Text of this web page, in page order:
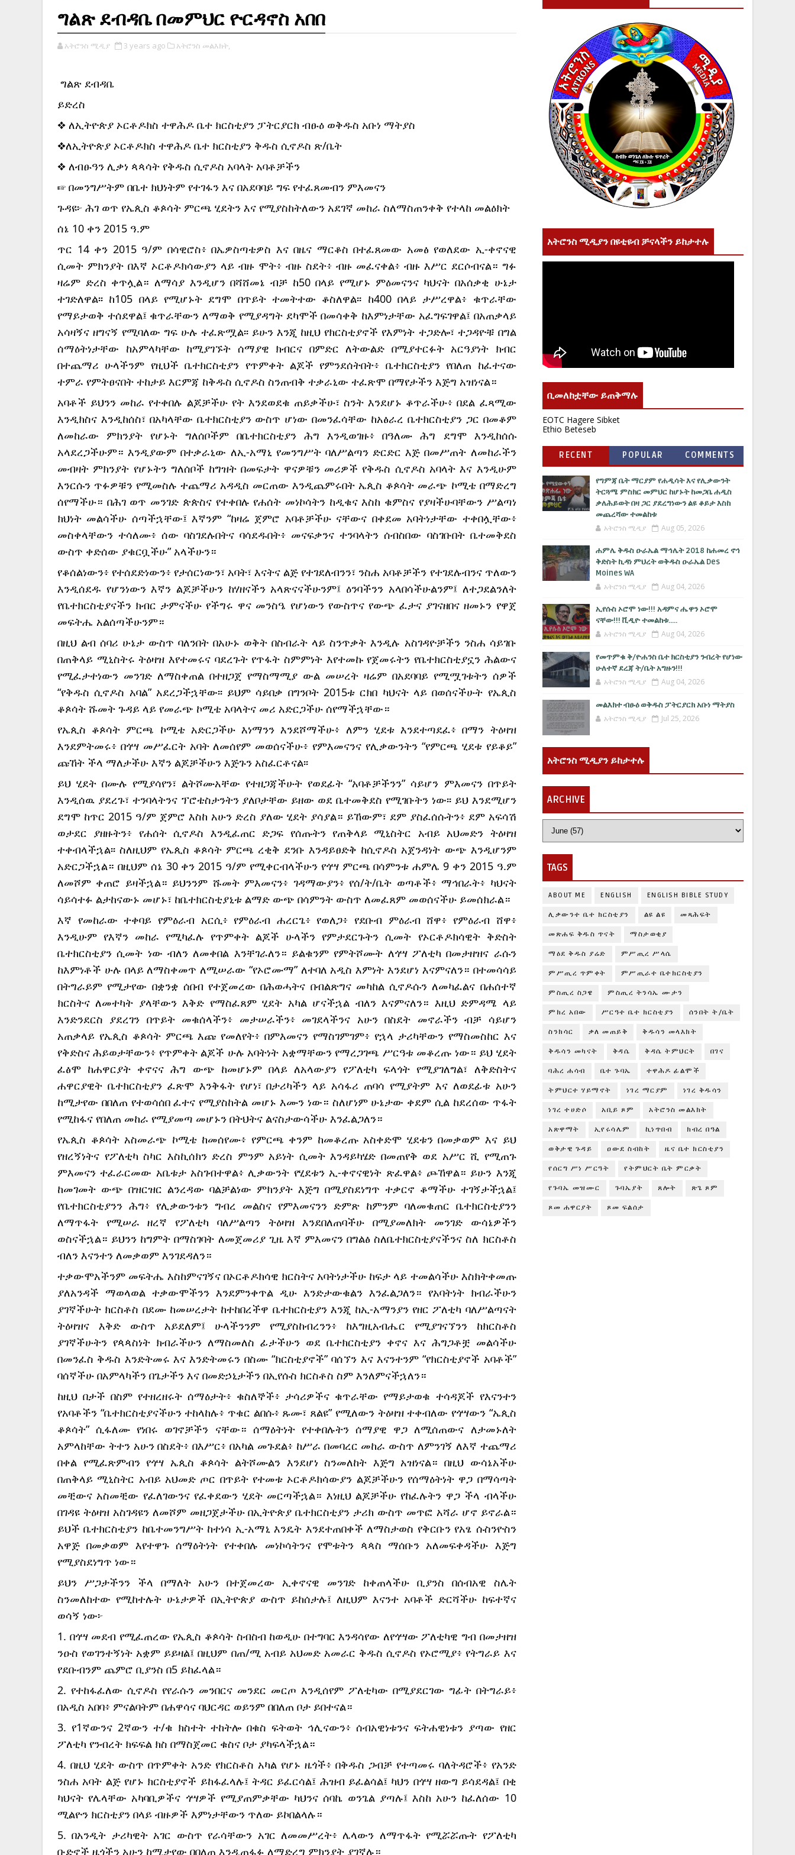
ግልጽ ደብዳቤ በመምህር ዮርዳኖስ አበበ
አትሮንስ ሚዲያ 3 years ago አትሮንስ መልእክት,
ግልጽ ደብዳቤ
ይድረስ
❖ ለኢትዮጵያ ኦርቶዶክስ ተዋሕዶ ቤተ ክርስቲያን ፓትርያርክ ብፁዕ ወቅዱስ አቡነ ማትያስ
❖ለኢትዮጵያ ኦርቶዶክስ ተዋሕዶ ቤተ ክርስቲያን ቅዱስ ሲኖዶስ ጽ/ቤት
❖ ለብፁዓን ሊቃነ ጳጳሳት የቅዱስ ሲኖዶስ አባላት አባቶቻችን
☞ በመንግሥትም በቤተ ክህነትም የተገፋን እና በአደባባይ ግፍ የተፈጸመብን ምእመናን
ጉዳዩ፦ ሕገ ወጥ የኤጲስ ቆጶሳት ምርጫ ሂደትን እና የሚያስከትለውን አደገኛ መከራ ስለማስጠንቀቅ የተላከ መልዕክት
ሰኔ 10 ቀን 2015 ዓ.ም
ጥር 14 ቀን 2015 ዓ/ም በሳዊሮስ፥ በኤዎስጣቴዎስ እና በዜና ማርቆስ በተፈጸመው አመፅ የወለደው ኢ-ቀኖናዊ
ሲመት ምክንያት በእኛ ኦርቶዶክሳውያን ላይ ብዙ ሞት፥ ብዙ ስደት፥ ብዙ መፈናቀል፥ ብዙ እሥር ደርሶብናል። ግፉ
ዛሬም ድረስ ቀጥሏል። ለማሳያ እንዲሆን በሻሸመኔ ብቻ ከ50 በላይ የሚሆኑ ምዕመናንና ካህናት በአሰቃቂ ሁኔታ
ተገድለዋል፡፡ ከ105 በላይ የሚሆኑት ደግሞ በጥይት ተመትተው ቆስለዋል፡፡ ከ400 በላይ ታሥረዋል፥ ቁጥራቸው
የማይታወቅ ተሰደዋል፤ ቁጥራቸውን ለማወቅ የሚያዳግት ደካሞች በመሳቀቅ ከእምነታቸው አፈግፍገዋል፤ በአጠቃላይ
አሳዛኝና ዘግናኝ የሚባለው ግፍ ሁሉ ተፈጽሟል፡፡ ይሁን እንጂ ከዚህ የክርስቲያኖች የእምነት ተጋድሎ፣ ተጋዳዮቹ በግል
ሰማዕትነታቸው ከአምላካቸው ከሚያገኙት ሰማያዊ ክብርና በምድር ለትውልድ በሚያተርፉት አርዓያነት ክብር
በተጨማሪ ሁላችንም የዚህች ቤተክርስቲያን የጥምቀት ልጆች የምንደሰትበት፥ ቤተክርስቲያን የበለጠ ከፈተናው
ተምራ የምትፀናበት ተከታይ እርምጃ ከቅዱስ ሲኖዶስ ስንጠብቅ ተቃራኒው ተፈጽሞ በማየታችን እጅግ አዝነናል።
አባቶች ይህንን መከራ የተቀበሉ ልጆቻችሁ የት እንደወደቁ ጠይቃችሁ፣ ስንት እንደሆኑ ቆጥራችሁ፥ በደል ፈጻሚው
እንዲክስና እንዲከሰስ፣ በአካላቸው ቤተክርስቲያን ውስጥ ሆነው በመንፈሳቸው ከአፅራረ ቤተክርስቲያን ጋር በመቆም
ለመከራው ምክንያት የሆኑት ግለሰቦችም በቤተክርስቲያን ሕግ እንዲወገዙ፥ በዓለሙ ሕግ ደግሞ እንዲከሰሱ
አላደረጋችሁም። እንዲያውም በተቃራኒው ለኢ-አማኒ የመንግሥት ባለሥልጣን ድርድር እጅ በመሥጠት ለመከራችን
መብዛት ምክንያት የሆኑትን ግለሰቦች ከግዝት በመፍታት ዋናዎቹን መሪዎች የቅዱስ ሲኖዶስ አባላት እና እንዲሁም
እንርሱን ጥፉዎቹን የሚመስሉ ተጨማሪ አዳዲስ መርጠው እንዲጨምሩበት ኤጲስ ቆጶሳት መራጭ ኮሚቴ በማድረግ
ሰየማችሁ። በሕገ ወጥ መንገድ ጵጵስና የተቀበሉ የሐሰት መነኮሳትን ከዲቁና እስከ ቁምስና የያዛችሁባቸውን ሥልጣነ
ክህነት መልሳችሁ ሰጣችኋቸው፤ እኛንም “ከዛሬ ጀምሮ አባቶቻችሁ ናቸውና በቀደመ አባትነታቸው ተቀበሏቸው፥
መስቀላቸውን ተሳለሙ፥ ሰው ባስገደሉበትና ባሳደዱበት፥ መናፍቃንና ተንባላትን ሰብስበው ባስገቡበት ቤተመቅደስ
ውስጥ ቀድሰው ያቁርቧችሁ” አላችሁን።
የቆሰልነውን፥ የተሰደድነውን፥ የታሰርነውን፣ አባት፣ እናትና ልጅ የተገደለብንን፣ ንስሐ አባቶቻችን የተገደሉብንና ጥለውን
እንዲሰደዱ የሆንነውን እኛን ልጆቻችሁን ከሃዘናችን አላጽናናችሁንም፤ ዕንባችንን አላበሳችሁልንም፤ ለተጋደልንለት
የቤተክርስቲያናችን ክብር ታምናችሁ የችግሩ ዋና መንስዔ የሆነውን የውስጥና የውጭ ፈታና ያገናዘበና ዘመኑን የዋጀ
መፍትሔ አልሰጣችሁንም።
በዚህ ልብ ሰባሪ ሁኔታ ውስጥ ባለንበት በአሁኑ ወቅት በስብራት ላይ ስንጥቃት እንዲሉ አስገዳዮቻችን ንስሐ ሳይገቡ
በጠቅላይ ሚኒስትሩ ትዕዛዝ እየተመሩና ባደረጉት የጥፋት ስምምነት እየተመኩ የጀመሩትን የቤተክርስቲያኗን ሕልውና
የሚፈታተነውን መንገድ ለማስቀጠል በተዘጋጀ የማስማሚያ ውል መሠረት ዛሬም በአደባባይ የሚሟገቱትን ሰዎች
“የቅዱስ ሲኖዶስ አባል” አደረጋችኋቸው፡፡ ይህም ሳይበቃ በግንቦት 2015ቱ ርክበ ካህናት ላይ በወሰናችሁት የኤጲስ
ቆጶሳት ሹመት ጉዳይ ላይ የመራጭ ኮሚቴ አባላትና መሪ አድርጋችሁ ሰየማችኋቸው።
የኤጲስ ቆጶሳት ምርጫ ኮሚቴ አድርጋችሁ እነማንን እንደሾማችሁ፥ ለምን ሂደቱ እንደተጣደፈ፥ በማን ትዕዛዝ
እንደምትመሩ፥ በጎሣ መሥፈርት አባት ለመሰየም መወሰናችሁ፥ የምእመናንና የሊቃውንትን “የምርጫ ሂደቱ የይቆይ”
ጩኸት ችላ ማለታችሁ እኛን ልጆቻችሁን እጅጉን አስፈርቶናል፡፡
ይህ ሂደት በሙሉ የሚያሳየን፣ ልትሾሙአቸው የተዘጋጃችሁት የወደፊት “አባቶቻችንን” ሳይሆን ምእመናን በጥይት
እንዲሰዉ ያደረጉ፣ ተንባላትንና ፕሮቴስታንትን ያለቦታቸው ይዘው ወደ ቤተመቅደስ የሚገቡትን ነው፡፡ ይህ እንደሚሆን
ደግሞ ከጥር 2015 ዓ/ም ጀምሮ እስከ አሁን ድረስ ያለው ሂደት ያሳያል። ይኸውም፣ ደም ያስፈሰሱትን፥ ደም አፍሳሽ
ወታደር ያዘዙትን፥ የሐሰት ሲኖዶስ እንዲፈጠር ድጋፍ የሰጡትን የጠቅላይ ሚኒስትር አብይ አህመድን ትዕዛዝ
ተቀብላችኋል፡፡ ስለዚህም የኤጲስ ቆጶሳት ምርጫ ረቂቅ ደንቡ እንዳይፀድቅ ከሲኖዶስ አጀንዳነት ውጭ እንዲሆንም
አድርጋችኋል። በዚህም ሰኔ 30 ቀን 2015 ዓ/ም የሚቀርብላችሁን የጎሣ ምርጫ በሳምንቱ ሐምሌ 9 ቀን 2015 ዓ.ም
ለመሾም ቀጠሮ ይዛችኋል። ይህንንም ሹመት ምእመናን፥ ገዳማውያን፥ የሰ/ት/ቤት ወጣቶች፥ ማኅበራት፥ ካህናት
ሳይሳተፉ ልታከናውኑ መሆኑ፣ ከቤተክርስቲያኒቱ ልማድ ውጭ በሳምንት ውስጥ ለመፈጸም መወሰናችሁ ይመሰክራል።
እኛ የመከራው ተቀባይ የምዕራብ አርሲ፥ የምዕራብ ሐረርጌ፥ የወለጋ፥ የደቡብ ምዕራብ ሸዋ፥ የምዕራብ ሸዋ፥
እንዲሁም የእኛን መከራ የሚካፈሉ የጥምቀት ልጆች ሁላችን የምታደርጉትን ሲመት የኦርቶዶክሳዊት ቅድስት
ቤተክርስቲያን ሲመት ነው ብለን ለመቀበል እንቸገራለን። ይልቁንም የምትሾሙት ለጎሣ ፖለቲካ በመታዘዝና ራሱን
ከእምነቶች ሁሉ በላይ ለማስቀመጥ ለሚሠራው “የኦሮሙማ” ለተባለ አዲስ እምነት እንደሆነ እናምናለን። በተመሳሳይ
በትግራይም የሚታየው በቋንቋ ሰበብ የተጀመረው በሕወሓትና በብልጽግና መካከል ሲኖዶሱን ለመካፈልና በሐሰተኛ
ክርስትና ለመተካት ያላቸውን እቅድ የማስፈጸም ሂደት አካል ሆናችኋል ብለን እናምናለን። እዚህ ድምዳሜ ላይ
እንድንደርስ ያደረገን በጥይት መቁሰላችን፥ መታሠራችን፥ መገደላችንና አሁን በስደት መኖራችን ብቻ ሳይሆን
አጠቃላይ የኤጲስ ቆጶሳት ምርጫ እጩ የመለየት፥ በምእመናን የማስገምገም፥ የኋላ ታሪካቸውን የማስመስከር እና
የቅድስና ሕይወታቸውን፥ የጥምቀት ልጆች ሁሉ አባትነት አቋማቸውን የማረጋገጫ ሥርዓቱ መቆረጡ ነው። ይህ ሂደት
ፈፅሞ ከሐዋርያት ቀኖናና ሕግ ውጭ ከመሆኑም በላይ ለአላውያን የፖለቲካ ፍላጎት የሚያገለግል፣ ለቅድስትና
ሐዋርያዊት ቤተክርስቲያን ፈጽሞ እንቅፋት የሆነ፣ በታሪካችን ላይ አሳፋሪ ጠባሳ የሚያትም እና ለወደፊቱ አሁን
ከሚታየው በበለጠ የተወሳሰበ ፈተና የሚያስከትል መሆኑ እሙን ነው። ስለሆነም ሁኔታው ቀደም ሲል ከደረሰው ጥፋት
የሚከፋና የበለጠ መከራ የሚያመጣ መሆኑን በትህትና ልናስታውሳችሁ እንፈልጋለን።
የኤጲስ ቆጶሳት አስመራጭ ኮሚቴ ከመሰየሙ፥ የምርጫ ቀንም ከመቆረጡ አስቀድሞ ሂደቱን በመቃወም እና ይህ
የዘረኝነትና የፖለቲካ ስካር እስኪሰክን ድረስ ምንም አይነት ሲመት እንዳይካሄድ በመጠየቅ ወደ አሥር ሺ የሚጠጉ
ምእመናን ተፈራርመው አቤቱታ አስገብተዋል፥ ሊቃውንት የሂደቱን ኢ-ቀኖናዊነት ጽፈዋል፥ ጮኸዋል። ይሁን እንጂ
ከመገመት ውጭ በዝርዝር ልንረዳው ባልቻልነው ምክንያት እጅግ በሚያስደነግጥ ተቃርኖ ቆማችሁ ተገኝታችኋል፤
የቤተክርስቲያንን ሕግ፥ የሊቃውንቱን ግብረ መልስና የምእመናንን ድምጽ ከምንም ባለመቁጠር ቤተክርስቲያንን
ለማጥፋት የሚሠራ ዘረኛ የፖለቲካ ባለሥልጣን ትዕዛዝ እንደበለጠባችሁ በሚያመለክት መንገድ ውሳኔዎችን
ወስናችኋል። ይህንን ከግምት በማስገባት ለመጀመሪያ ጊዜ እኛ ምእመናን በግልፅ ስለቤተክርስቲያናችንና ስለ ክርስቶስ
ብለን እናንተን ለመቃወም እንገደዳለን።
ተቃውሞአችንም መፍትሔ እስከምናገኝና በኦርቶዶክሳዊ ክርስትና አባትነታችሁ ከፍታ ላይ ተመልሳችሁ እስክትቀመጡ
ያለአንዳች ማወላወል ተቃውሞችንን እንደምንቀጥል ዲሁ እንድታውቁልን እንፈልጋለን። የአባትነት ክብራችሁን
ያገኛችሁት ክርስቶስ በደሙ ከመሠረታት ከተከበረችዋ ቤተክርስቲያን እንጂ ከኢ-አማንያን የዘር ፖለቲካ ባለሥልጣናት
ትዕዛዝና እቅድ ውስጥ አይደለም፤ ሁላችንንም የሚያስከብረንን፥ ከእግዚአብሔር የሚያገናኘንን ከክርስቶስ
ያገኛችሁትን የጳጳስነት ክብራችሁን ለማስመለስ ፊታችሁን ወደ ቤተክርስቲያን ቀኖና እና ሕግጋቶቿ መልሳችሁ
በመንፈስ ቅዱስ እንድትመሩ እና እንድትመሩን በስሙ “ክርስቲያኖች” ባሰኘን እና እናንተንም “የክርስቲያኖች አባቶች”
ባሰኛችሁ በአምላካችን በጌታችን እና በመድኃኒታችን በኢየሱስ ክርስቶስ ስም እንለምናችኋለን።
ከዚህ በታች በስም የተዘረዘሩት ሰማዕታት፥ ቁስለኞች፥ ታሳሪዎችና ቁጥራቸው የማይታወቁ ተሳዳጆች የእናንተን
የአባቶችን “ቤተክርስቲያናችሁን ተከላከሉ፥ ጥቁር ልበሱ፥ ጹሙ፣ ጸልዩ” የሚለውን ትዕዛዝ ተቀብለው የጎሣውን “ኤጲስ
ቆጶሳት” ሲፋለሙ የነበሩ ወገኖቻችን ናቸው። ሰማዕትነት የተቀበሉትን ሰማያዊ ዋጋ ለሚሰጠውና ለታመኑለት
አምላከቸው ትተን አሁን በስደት፥ በእሥር፥ በአካል መጉደል፥ ከሥራ በመባረር መከራ ውስጥ ለምንገኝ ለእኛ ተጨማሪ
በቀል የሚፈጽምብን የጎሣ ኤጲስ ቆጶሳት ልትሾሙልን እንደሆነ ስንመለከት እጅግ አዝነናል። በዚህ ውሳኔአችሁ
በጠቅላይ ሚኒስትር አብይ አህመድ ጦር በጥይት የተመቱ ኦርቶዶክሳውያን ልጆቻችሁን የሰማዕትነት ዋጋ በማሳጣት
መቺውና አስመቺው የፈለገውንና የፈቀደውን ሂደት መርጣችኋል። እነዚህ ልጆቻችሁ የከፈሉትን ዋጋ ችላ ብላችሁ
በገዳዩ ትዕዛዝ አስገዳዩን ለመሾም መዘጋጀታችሁ በኢትዮጵያ ቤተክርስቲያን ታሪክ ውስጥ መጥፎ አሻራ ሆኖ ይኖራል።
ይህች ቤተክርስቲያን ከቤተመንግሥት ከተነሳ ኢ-አማኒ እንዴት እንደተጠበቀች ለማስታወስ የቅርቡን የአፄ ሱስንዮስን
አዋጅ በመቃወም እየተዋጉ ሰማዕትነት የተቀበሉ መነኮሳትንና የሞቱትን ጳጳስ ማሰቡን አለመፍቀዳችሁ እጅግ
የሚያስደነግጥ ነው።
ይህን ሥጋታችንን ችላ በማለት አሁን በተጀመረው ኢቀኖናዊ መንገድ ከቀጠላችሁ ቢያንስ በሰብአዊ ስሌት
ስንመለከተው የሚከተሉት ሁኔታዎች በኢትዮጵያ ውስጥ ይከሰታሉ፤ ለዚህም እናንተ አባቶች ድርሻችሁ ከፍተኛና
ወሳኝ ነው፦
1. በጎሣ መደብ የሚፈጠረው የኤጲስ ቆጶሳት ስብስብ ከወዲሁ በተግባር እንዳሳየው ለየጎሣው ፖለቲካዊ ግብ በመታዘዝ
ንዑስ የወገንተኝነት አቋም ይይዛል፤ በዚህም በጠ/ሚ አብይ አህመድ አመራር ቅዱስ ሲኖዶስ የኦሮሚያ፥ የትግራይ እና
የደቡብንም ጨምሮ ቢያንስ በ5 ይከፈላል።
2. የተከፋፈለው ሲኖዶስ የየራሱን መንበርና መንደር መርጦ እንዲሰየም ፖለቲካው በሚያደርገው ግፊት በትግራይ፥
በአዲስ አበባ፥ ምናልባትም በሐዋሳና ባህርዳር ወይንም በበለጠ ቦታ ይበተናል።
3. የ1ኛውንና 2ኛውን ተ/ቁ ክስተት ተከትሎ በቁስ ፍትወት ኅሊናውን፥ ሰብአዊነቱንና ፍትሐዊነቱን ያጣው የዘር
ፖለቲካ የንብረት ክፍፍል ክስ በማስጀመር ቁስና ቦታ ያካፍላችኋል።
4. በዚህ ሂደት ውስጥ በጥምቀት አንድ የክርስቶስ አካል የሆኑ ዜጎች፥ በቅዱስ ጋብቻ የተጣመሩ ባለትዳሮች፥ የአንድ
ንስሐ አባት ልጅ የሆኑ ክርስቲያኖች ይከፋፈላሉ፤ ትዳር ይፈርሳል፤ ሕዝብ ይፈልሳል፤ ካህን በጎሣ ዘውግ ይሳደዳል፤ በቂ
ካህናት የሌላቸው አካባቢዎችና ጎሣዎች የሚያጠምቃቸው ካህንና ሰባኬ ወንጌል ያጣሉ፤ እስከ አሁን ከፈለሰው 10
ሚልዮን ክርስቲያን በላይ ብዙዎች እምነታቸውን ጥለው ይኮበልላሉ።
5. በአንዲት ታሪካዊት አገር ውስጥ የራሳቸውን አገር ለመመሥረት፥ ሌላውን ለማጥፋት የሚሯሯጡት የፖለቲካ
ቡድኖች ዜጎችን አሁን ከሚታየው በበለጠ እንዲጠፋፉ ለማድረግ ምክንያት ያገኛሉ።
አትሮንስ ሚዲያን በዩቲዩብ ቻናላችን ይከታተሉ
ቢመለከቷቸው ይጠቅማሉ
EOTC Hagere Sibket
Ethio Beteseb
RECENT POPULAR COMMENTS
የግምጃ ቤት ማርያም የሐዲሳት እና የሊቃውንት
ትርጓሜ ምስክር መምህር ከሆኑት ከመጋቤ ሐዲስ
ቃለሕይወት በዛ ጋር ያደረግነውን ልዩ ቆይታ እስከ
መጨረሻው ተመልከቱ
አትሮንስ ሚዲያ Aug 05, 2026
ሐምሌ ቅዱስ ዑራኤል ማኅሌት 2018 ከሐመረ ኖኅ
ቅድስት ኪዳነ ምህረት ወቅዱስ ዑራኤል Des
Moines WA
አትሮንስ ሚዲያ Aug 04, 2026
ኢየሱስ ኦሮሞ ነው!!! አዳምና ሔዋን ኦሮሞ
ናቸው!!! ቪዲዮ ተመልከቱ.....
አትሮንስ ሚዲያ Aug 04, 2026
የመጥምቁ ቅ/ዮሐንስ ቤተ ክርስቲያን ንብረት የሆነው
ሁለተኛ ደረጃ ት/ቤት አግዙን!!!
አትሮንስ ሚዲያ Aug 04, 2026
መልእክተ ብፁዕ ወቅዱስ ፓትርያርክ አቡነ ማትያስ
አትሮንስ ሚዲያ Jul 25, 2026
አትሮንስ ሚዲያን ይከታተሉ
ARCHIVE
TAGS
ABOUT ME ENGLISH ENGLISH BIBLE STUDY
ሊቃውንተ ቤተ ክርስቲያን ልዩ ልዩ መጻሕፍት
መጽሐፍ ቅዱስ ጥናት ማስታወቂያ
ማዕደ ቅዱስ ያሬድ ምሥጢረ ሥላሴ
ምሥጢረ ጥምቀት ምሥጢራተ ቤተክርስቲያን
ምስጢረ ስጋዌ ምስጢረ ትንሳኤ ሙታን
ምክረ አበው ሥርዓተ ቤተ ክርስቲያን ሰንበት ት/ቤት
ስንክሳር ቃለ መጠይቅ ቅዱሳን መላእክት
ቅዱሳን መካናት ቅዳሴ ቅዳሴ ትምህርት በገና
ባሕረ ሐሳብ ቤተ ጉባኤ ተዋሕዶ ፊልሞች
ትምህርተ ሃይማኖት ነገረ ማርያም ነገረ ቅዱሳን
ነገረ ተሀድሶ አቢይ ጾም አትሮንስ መልእክት
አጽዋማት ኢየሩሳሌም ኪነጥበብ ክብረ በዓል
ወቅታዊ ጉዳይ ዐውደ ስብከት ዜና ቤተ ክርስቲያን
የሰርግ ሥነ ሥርዓት የትምህርት ቤት ምርቃት
የጉባኤ መዝሙር ጉባኤያት ጸሎት ጽጌ ጾም
ጾመ ሐዋርያት ጾመ ፍልሰታ